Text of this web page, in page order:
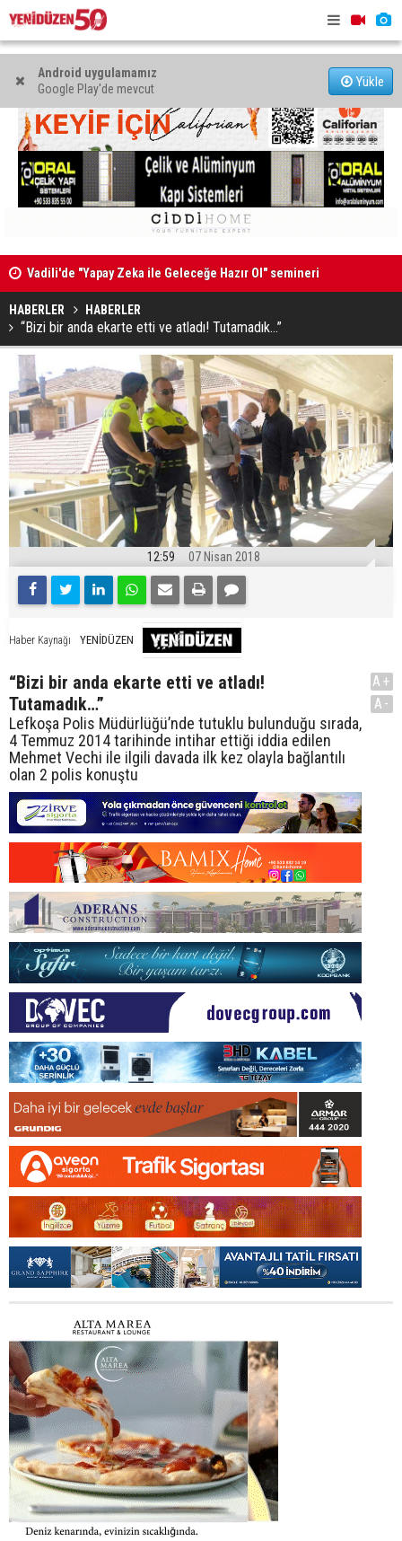
Android uygulamamız
Google Play'de mevcut
Yükle
Vadili'de "Yapay Zeka ile Geleceğe Hazır Ol" semineri
düzenlendi
HABERLER HABERLER
“Bizi bir anda ekarte etti ve atladı! Tutamadık…”
12:59 07 Nisan 2018
Haber Kaynağı YENİDÜZEN
“Bizi bir anda ekarte etti ve atladı!
Tutamadık…”
Lefkoşa Polis Müdürlüğü’nde tutuklu bulunduğu sırada,
4 Temmuz 2014 tarihinde intihar ettiği iddia edilen
Mehmet Vechi ile ilgili davada ilk kez olayla bağlantılı
olan 2 polis konuştu
A+
A-